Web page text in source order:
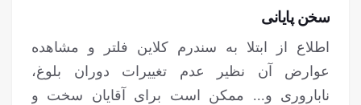
سخن پایانی
اطلاع از ابتلا به سندرم کلاین فلتر و مشاهده
عوارض آن نظیر عدم تغییرات دوران بلوغ،
ناباروری و... ممکن است برای آقایان سخت و